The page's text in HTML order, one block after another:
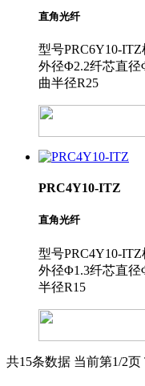
直角光纤
型号PRC6Y10-
外径Φ2.2纤芯直
曲半径R25
PRC4Y10-ITZ
直角光纤
型号PRC4Y10-
外径Φ1.3纤芯直
半径R15
共15条数据 当前第1/2页